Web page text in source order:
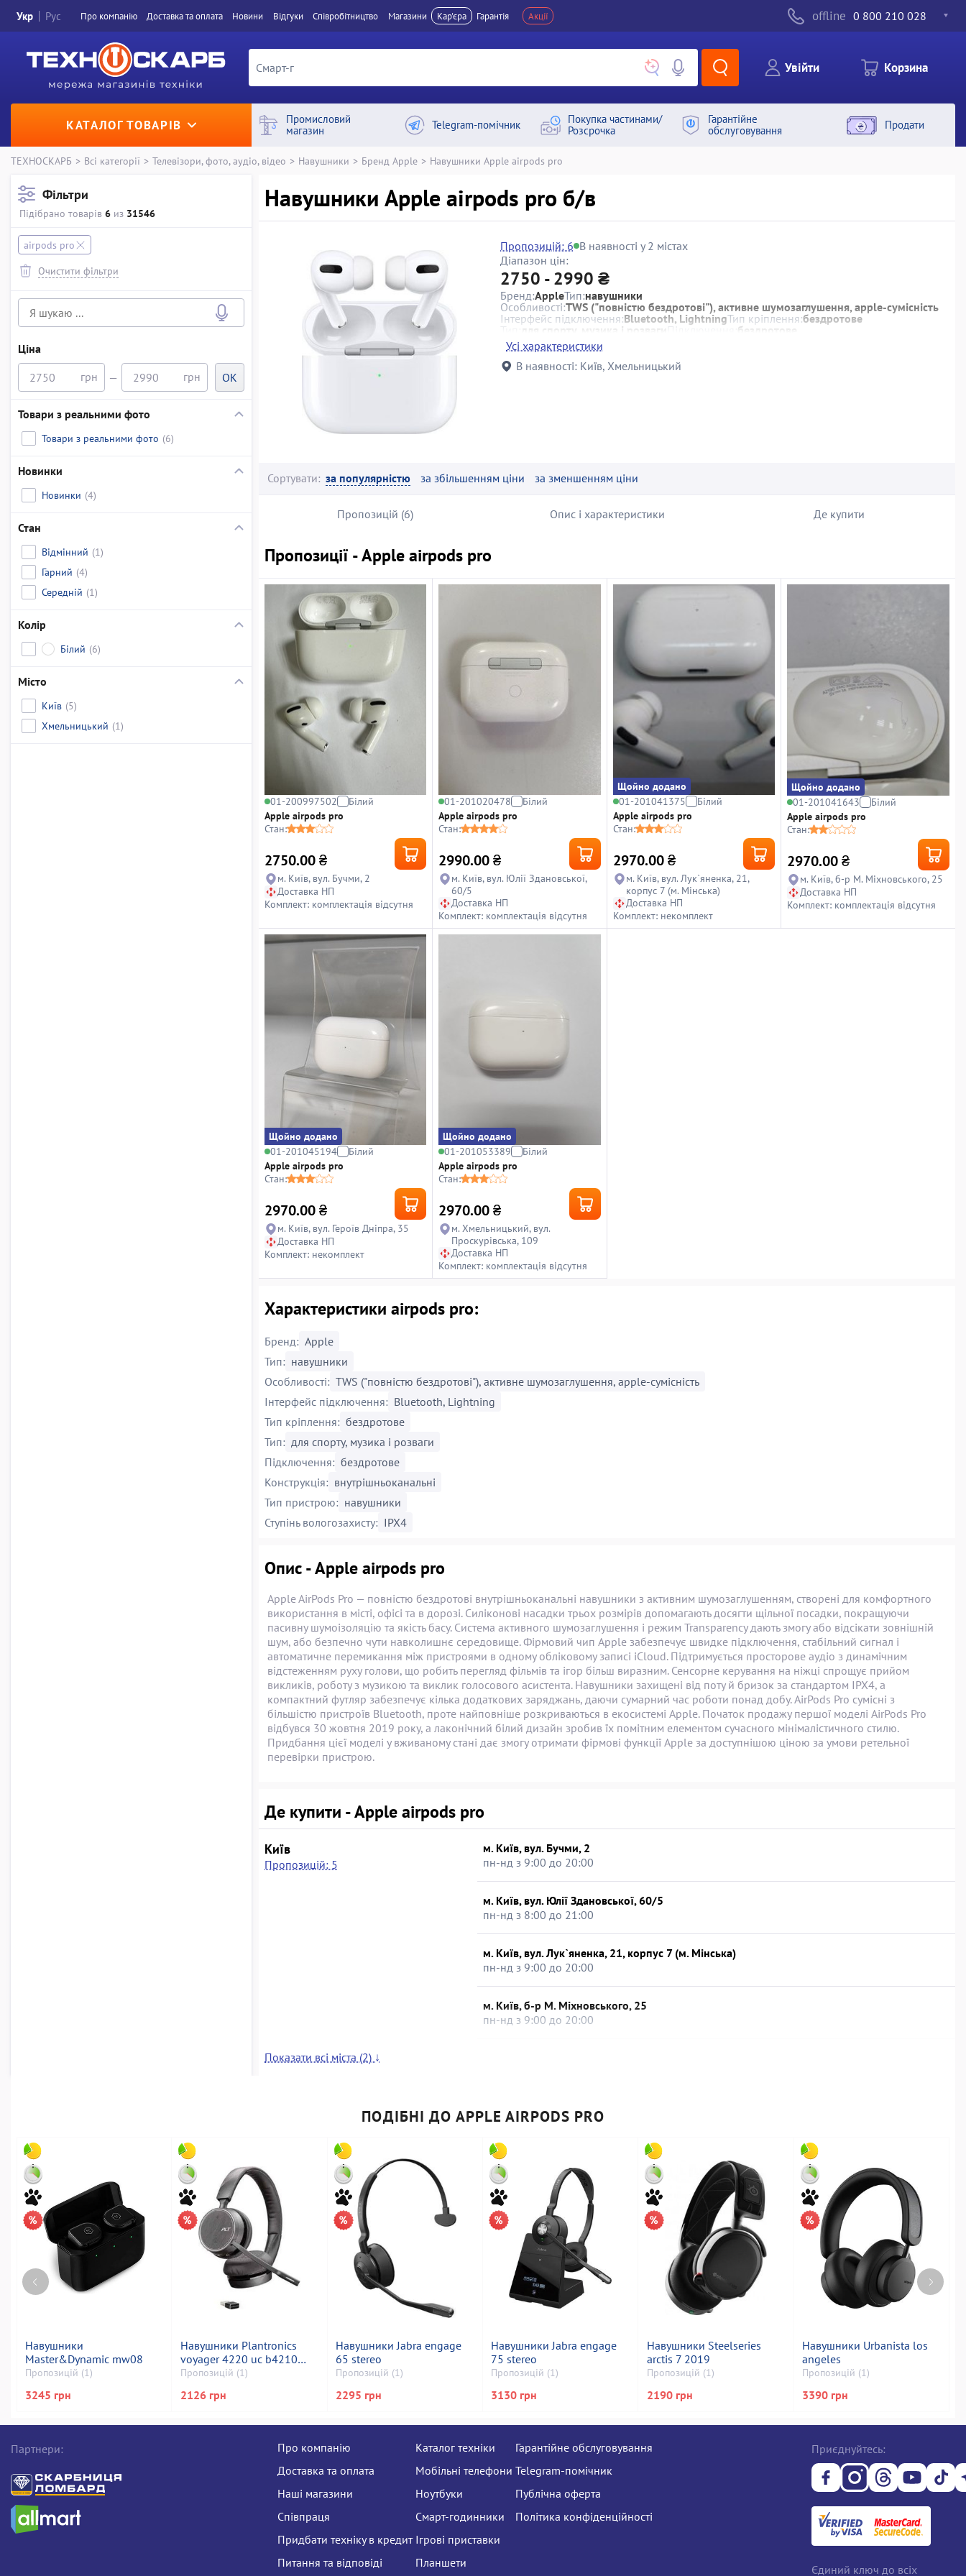
Укр Рус Про компанiю Доставка та оплата Новини Вiдгуки Співробітництво Магазини Кар'єра Гарантія Акції offline 0 800 210 028
Увiйти Корзина
КАТАЛОГ ТОВАРІВ
Промисловий
магазин
Telegram-помічник
Покупка частинами/
Розсрочка
Гарантiйне
обслуговування
Продати
ТЕХНОСКАРБ > Всі категорії > Телевізори, фото, аудіо, відео > Навушники > Бренд Apple > Навушники Apple airpods pro
Фільтри
Підібрано товарів 6 из 31546
airpods pro
Очистити фільтри
Ціна
—
OK
Товари з реальними фото
Товари з реальними фото (6)
Новинки
Новинки (4)
Стан
Відмінний (1)
Гарний (4)
Середній (1)
Колір
Білий (6)
Місто
Київ (5)
Хмельницький (1)
Навушники Apple airpods pro б/в
Пропозицій: 6 В наявності у 2 містах
Діапазон цін:
2750 - 2990 ₴
Бренд:AppleТип:навушники
Особливості:TWS ("повністю бездротові"), активне шумозаглушення, apple-сумісність
Інтерфейс підключення:Bluetooth, LightningТип кріплення:бездротове
для спорту, музика і розваги
бездротове
Конструкція:внутрішньоканальні
Усі характеристики
В наявності: Київ, Хмельницький
Сортувати: за популярністю за збільшенням ціни за зменшенням ціни
Пропозицій (6) Опис і характеристики Де купити
Пропозиції - Apple airpods pro
01-200997502
Білий
Apple airpods pro
Стан:
2750.00₴
м. Київ, вул. Бучми, 2
Доставка НП
Комплект: комплектація відсутня
01-201020478
Білий
Apple airpods pro
Стан:
2990.00 ₴
м. Київ, вул. Юлії Здановської,
60/5
Доставка НП
Комплект: комплектація відсутня
Щойно додано
01-201041375
Білий
Apple airpods pro
Стан:
2970.00 ₴
м. Київ, вул. Лук`яненка, 21,
корпус 7 (м. Мінська)
Доставка НП
Комплект: некомплект
Щойно додано
01-201041643
Білий
Apple airpods pro
Стан:
2970.00 ₴
м. Київ, б-р М. Міхновського, 25
Доставка НП
Комплект: комплектація відсутня
Щойно додано
01-201045194
Білий
Apple airpods pro
Стан:
2970.00₴
м. Київ, вул. Героїв Дніпра, 35
Доставка НП
Комплект: некомплект
Щойно додано
01-201053389
Білий
Apple airpods pro
Стан:
2970.00 ₴
м. Хмельницький, вул.
Проскурівська, 109
Доставка НП
Комплект: комплектація відсутня
Характеристики airpods pro:
Бренд: Apple
Тип: навушники
Особливості: TWS ("повністю бездротові"), активне шумозаглушення, apple-сумісність
Інтерфейс підключення: Bluetooth, Lightning
Тип кріплення: бездротове
Тип: для спорту, музика і розваги
Підключення: бездротове
Конструкція: внутрішньоканальні
Тип пристрою: навушники
Ступінь вологозахисту: IPX4
Опис - Apple airpods pro
Apple AirPods Pro — повністю бездротові внутрішньоканальні навушники з активним шумозаглушенням, створені для комфортного
використання в місті, офісі та в дорозі. Силіконові насадки трьох розмірів допомагають досягти щільної посадки, покращуючи
пасивну шумоізоляцію та якість басу. Система активного шумозаглушення і режим Transparency дають змогу або відсікати зовнішній
шум, або безпечно чути навколишнє середовище. Фірмовий чип Apple забезпечує швидке підключення, стабільний сигнал і
автоматичне перемикання між пристроями в одному обліковому записі iCloud. Підтримується просторове аудіо з динамічним
відстеженням руху голови, що робить перегляд фільмів та ігор більш виразним. Сенсорне керування на ніжці спрощує прийом
викликів, роботу з музикою та виклик голосового асистента. Навушники захищені від поту й бризок за стандартом IPX4, а
компактний футляр забезпечує кілька додаткових заряджань, даючи сумарний час роботи понад добу. AirPods Pro сумісні з
більшістю пристроїв Bluetooth, проте найповніше розкриваються в екосистемі Apple. Початок продажу першої моделі AirPods Pro
відбувся 30 жовтня 2019 року, а лаконічний білий дизайн зробив їх помітним елементом сучасного мінімалістичного стилю.
Придбання цієї моделі у вживаному стані дає змогу отримати фірмові функції Apple за доступнішою ціною за умови ретельної
перевірки пристрою.
Де купити - Apple airpods pro
Київ
Пропозицій: 5
м. Київ, вул. Бучми, 2
пн-нд з 9:00 до 20:00
м. Київ, вул. Юлії Здановської, 60/5
пн-нд з 8:00 до 21:00
м. Київ, вул. Лук`яненка, 21, корпус 7 (м. Мінська)
пн-нд з 9:00 до 20:00
м. Київ, б-р М. Міхновського, 25
пн-нд з 9:00 до 20:00
м. Хмельницький, вул. Проскурівська, 109
пн-нд з 9:00 до 20:00
Показати всі міста (2) ↓
ПОДІБНІ ДО APPLE AIRPODS PRO
Навушники
Master&Dynamic mw08
Пропозицій (1)
3245 грн
Навушники Plantronics
voyager 4220 uc b4210
usb-а 211996-101
Пропозицій (1)
2126 грн
Навушники Jabra engage
65 stereo
Пропозицій (1)
2295 грн
Навушники Jabra engage
75 stereo
Пропозицій (1)
3130 грн
Навушники Steelseries
arctis 7 2019
Пропозицій (1)
2190 грн
Навушники Urbanista los
angeles
Пропозицій (1)
3390 грн
Партнери:
Про компанію
Доставка та оплата
Наші магазини
Співпраця
Придбати техніку в кредит
Питання та відповіді
Каталог техніки
Мобільні телефони
Ноутбуки
Смарт-годинники
Ігрові приставки
Планшети
Гарантійне обслуговування
Telegram-помічник
Публічна оферта
Політика конфіденційності
Приєднуйтесь:
Єдиний ключ до всіх